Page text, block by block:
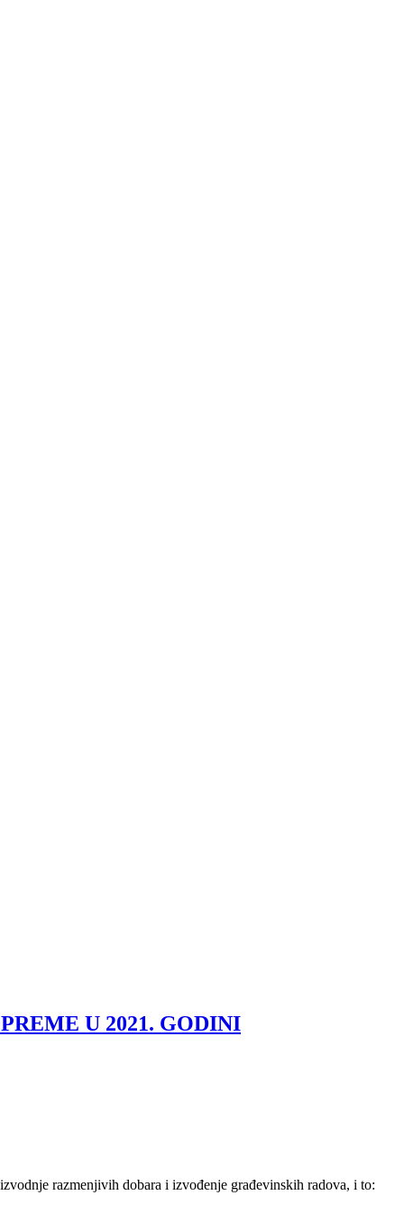
U 2021. GODINI
razmenjivih dobara i izvođenje građevinskih radova, i to: